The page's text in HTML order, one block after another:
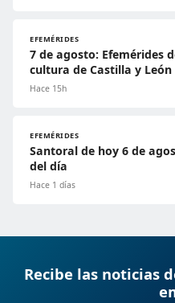
EFEMÉRIDES
7 de agosto: Efemérides
cultura de Castilla y León
Hace 15h
EFEMÉRIDES
Santoral de hoy 6 de
del día
Hace 1 días
Recibe las noticias